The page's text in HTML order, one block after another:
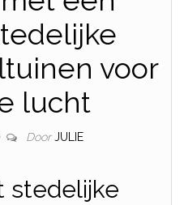
voor
lucht
Door JULIE
stedelijke